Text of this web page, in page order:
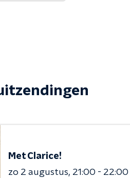
Met Clarice!
zo 2 augustus 21:00 - 22:00